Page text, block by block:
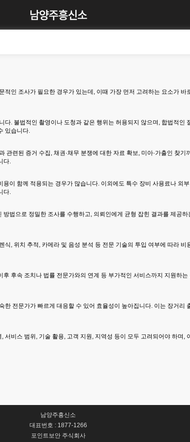
인 조사가 필요한 경우가 있는데, 이때 가장 먼저 고려하는 요소가 바
. 불법적인 촬영이나 도청과 같은 행위는 허용되지 않으며, 합법적
있습니다.
관련된 증거 수집, 채권·채무 분쟁에 대한 자료 확보, 미아·가출인 찾
다.
이 함께 적용되는 경우가 많습니다. 이외에도 특수 장비 사용료나 외
다.
법으로 정밀한 조사를 수행하고, 의뢰인에게 균형 잡힌 결과를 제공
, 위치 추적, 카메라 및 음성 분석 등 전문 기술의 투입 여부에 따라
후속 조치나 법률 전문가와의 연계 등 부가적인 서비스까지 지원하
전문가가 빠르게 대응할 수 있어 효율성이 높아집니다. 이는 장거
비스 범위, 기술 활용, 고객 지원, 지역성 등이 모두 고려되어야 하
남양주흥신소
대표번호 : 1877-1266
포인트보안 주식회사